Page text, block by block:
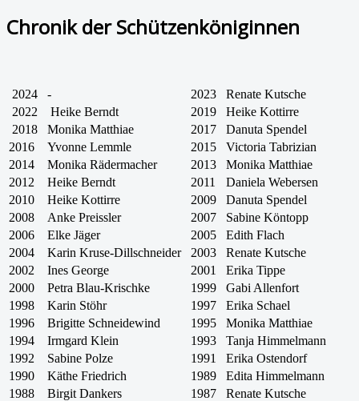
Chronik der Schützenköniginnen
2024 - 2023
Renate Kutsche
2022
Heike Berndt 2019
Heike Kottirre
2018
Monika Matthiae 2017
Danuta Spendel
2016
Yvonne Lemmle 2015
Victoria Tabrizian
2014
Monika Rädermacher 2013
Monika Matthiae
2012
Heike Berndt 2011
Daniela Webersen
2010
Heike Kottirre 2009
Danuta Spendel
2008
Anke Preissler 2007
Sabine Köntopp
2006
Elke Jäger 2005
Edith Flach
2004
Karin Kruse-Dillschneider 2003
Renate Kutsche
2002
Ines George 2001
Erika Tippe
2000
Petra Blau-Krischke 1999
Gabi Allenfort
1998
Karin Stöhr 1997
Erika Schael
1996
Brigitte Schneidewind 1995
Monika Matthiae
1994
Irmgard Klein 1993
Tanja Himmelmann
1992
Sabine Polze 1991
Erika Ostendorf
1990
Käthe Friedrich 1989
Edita Himmelmann
1988
Birgit Dankers 1987
Renate Kutsche